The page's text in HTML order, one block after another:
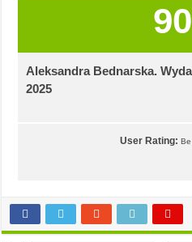
90
Aleksandra Bednarska.
2025
User Rating: